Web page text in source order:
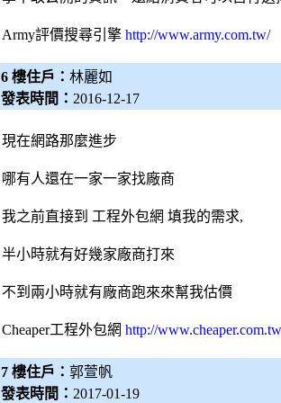
Army評價搜尋引擎 http://www.army.com.tw/
6 樓住戶： 林麗如
發表時間： 2016-12-17
現在網路那麼進步
哪有人還在一家一家找廠商
我之前直接到 工程外包網 填我的需求,
半小時就有好幾家廠商打來
不到兩小時就有廠商跑來來幫我估價
Cheaper工程外包網 http://
7 樓住戶： 郭萱帆
發表時間： 2017-01-19